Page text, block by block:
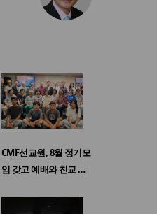
CMF선교원, 8월 정기모
임 갖고 예배와 친교 …